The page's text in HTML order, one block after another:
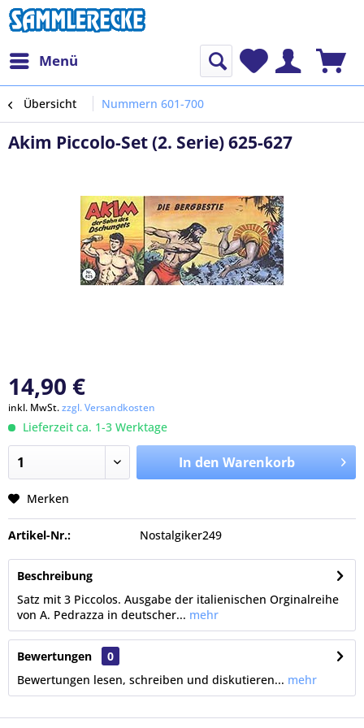
Menü
Übersicht Nummern 601-700
Akim Piccolo-Set (2. Serie) 625-627
14,90 €
inkl. MwSt.zzgl. Versandkosten
Lieferzeit ca. 1-3 Werktage
In den Warenkorb
Merken
Artikel-Nr.: Nostalgiker249
Beschreibung
Satz mit 3 Piccolos. Ausgabe der italienischen Orginalreihe
von A. Pedrazza in deutscher... mehr
Bewertungen
0
Bewertungen lesen, schreiben und diskutieren... mehr